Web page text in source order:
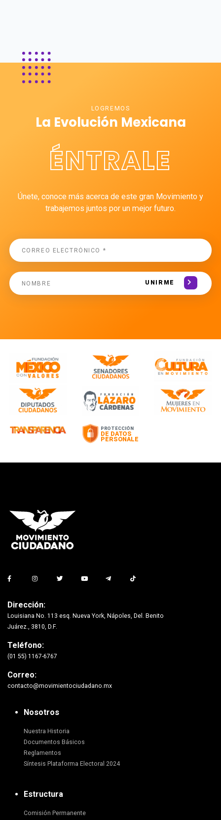
LOGREMOS
La Evolución Mexicana
ÉNTRALE
Únete, conoce más acerca de este gran Movimiento y
trabajemos juntos por un mejor futuro.
UNIRME
Dirección:
Louisiana No. 113 esq. Nueva York, Nápoles, Del. Benito
Juárez., 3810, D.F.
Teléfono:
(01 55) 1167-6767
Correo:
contacto@movimientociudadano.mx
Nosotros
Nuestra Historia
Documentos Básicos
Reglamentos
Síntesis Plataforma Electoral 2024
Estructura
Comisión Permanente